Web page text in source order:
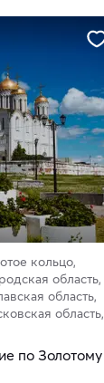
кольцо,
область,
область,
область,
по Золотому